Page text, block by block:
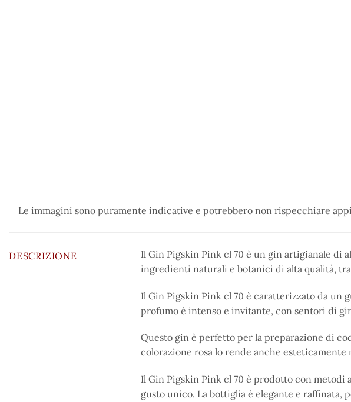
Le immagini sono puramente indicative e potrebbero non rispecchiare
DESCRIZIONE
Il Gin Pigskin Pink cl 70 è un gin artigianale di
ingredienti naturali e botanici di alta qualità,
Il Gin Pigskin Pink cl 70 è caratterizzato da un
profumo è intenso e invitante, con sentori di
Questo gin è perfetto per la preparazione di
colorazione rosa lo rende anche
Il Gin Pigskin Pink cl 70 è prodotto con
gusto unico. La bottiglia è elegante e